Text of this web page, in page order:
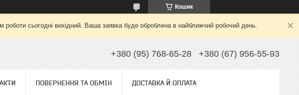
Кошик
сьогодні вихідний. Ваша заявка буде оброблена в найближчий робочий день.
+380 (95) 768-65-28 +380 (67) 956-55-93
ПОВЕРНЕННЯ ТА ОБМІН ДОСТАВКА Й ОПЛАТА